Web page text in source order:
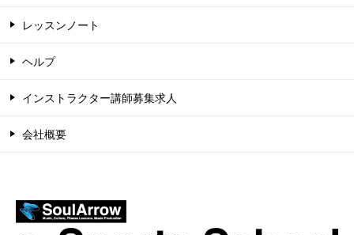
レッスンノート
ヘルプ
インストラクター講師募集求人
会社概要